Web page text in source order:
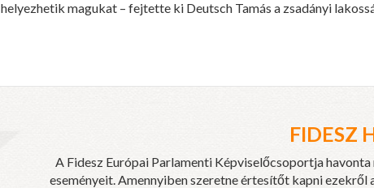
helyezhetik magukat – fejtette ki Deutsch Tamás a zsadányi
FIDESZ
A Fidesz Európai Parlamenti Képviselőcsoportja
eseményeit. Amennyiben szeretne értesítőt kapni